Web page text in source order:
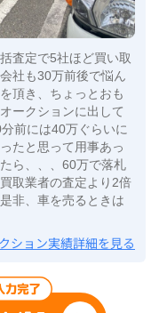
査定で5社ほど買い取
社も30万前後で悩ん
頂き、ちょっとおも
ークションに出して
前には40万ぐらいに
たと思って用事あっ
ら、、、60万で落札
取業者の査定より2倍
非、車を売るときは
ション実績詳細を見る